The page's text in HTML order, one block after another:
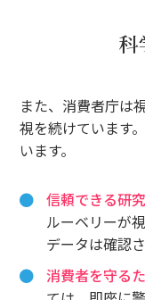
科
また、消費者庁は
視を続けています
います。
信頼できる研
ルーベリーが
データは確認
消費者を守る